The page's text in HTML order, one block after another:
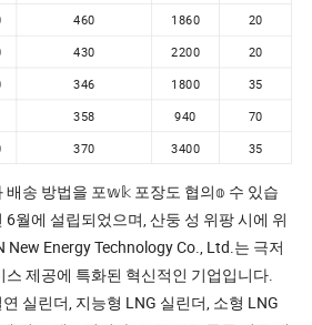
460 1860
20
430 2200 20
346 1800 35
358 940 70
370 3400 35
배송 방법을 포𝕨𝕜 포장도 협의𝕠 수 있습
월에 설립되었으며, 산둥 성 위팡 시에 위
New Energy Technology Co., Ltd.는 극저
제공에 특화된 혁신적인 기업입니다.
실린더, 지능형 LNG 실린더, 소형 LNG